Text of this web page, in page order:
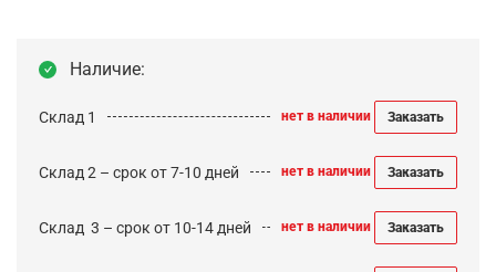
Наличие:
Склад 1 нет в наличии Заказать
Склад 2 – срок от 7-10 дней нет в наличии Заказать
Cклад 3 – срок от 10-14 дней нет в наличии Заказать